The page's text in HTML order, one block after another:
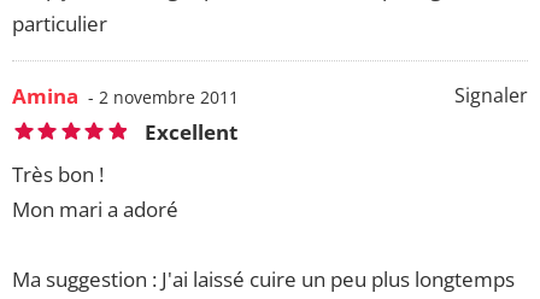
particulier
Signaler
Amina - 2 novembre 2011
Excellent
Très bon !
Mon mari a adoré
Ma suggestion : J'ai laissé cuire un peu plus longtemps